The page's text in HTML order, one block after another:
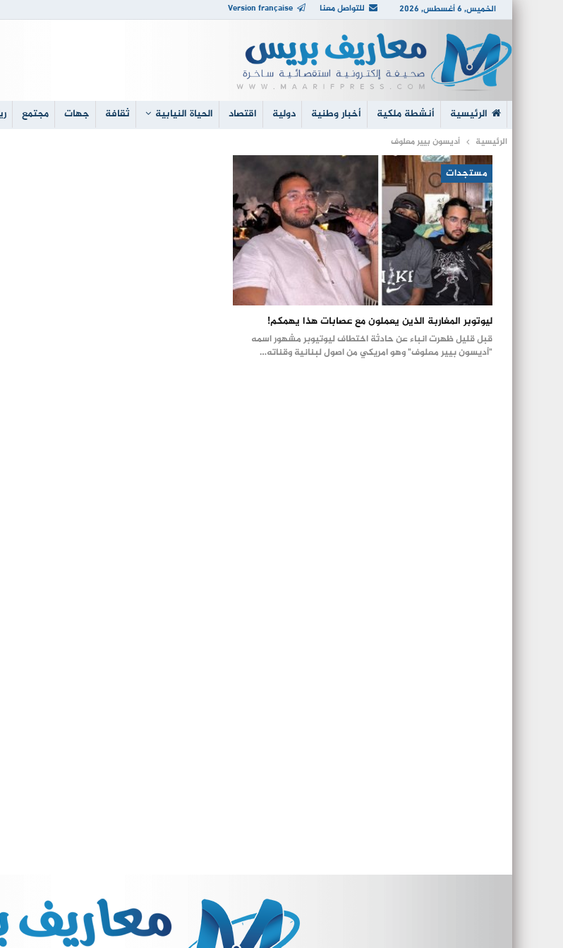
الخميس, 6 أغسطس, 2026 للتواصل معنا Version française
الرئيسية أنشطة ملكية أخبار وطنية دولية اقتصاد الحياة النيابية ثقافة جهات مجتمع
الرئيسية أديسون بيير معلوف
مستجدات
ليوتوبر المغاربة الذين يعملون مع عصابات هذا يهمكم!
قبل قليل ظهرت انباء عن حادثة اختطاف ليوتيوبر مشهور اسمه
"أديسون بيير معلوف" وهو امريكي من اصول لبنانية وقناته…